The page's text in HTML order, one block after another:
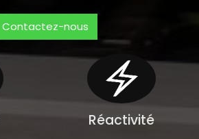
Contactez-nous
Réactivité